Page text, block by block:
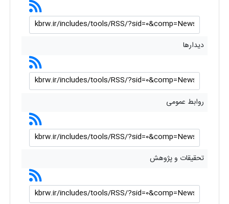
دیدارها
روابط عمومی
تحقیقات و پژوهش